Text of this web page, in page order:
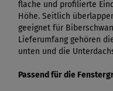
flache und profilierte
Höhe. Seitlich
geeignet für
Lieferumfang gehören
unten und die
Passend für die